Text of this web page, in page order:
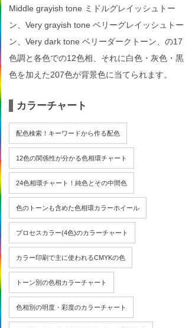
Middle grayish tone ミドルグレイッシュトー
ン、Very grayish tone ベリーグレイッシュトー
ン、Very dark tone ベリーダークトーン、の17
色調と各色での12色相、それに白色・灰色・黒
色を加えた207色が背景色に当てられます。
カラーチャート
配色検索！キーワードから作る配色
12色の関係性が分かる色相環チャート
24色相環チャート！純色とその中間色
色のトーンも含めた色相環カラーホイール
プロセスカラー(4色)のカラーチャート
カラー印刷で主に使われるCMYKの色
トーン別の色相カラーチャート
色相別の明度・彩度のカラーチャート